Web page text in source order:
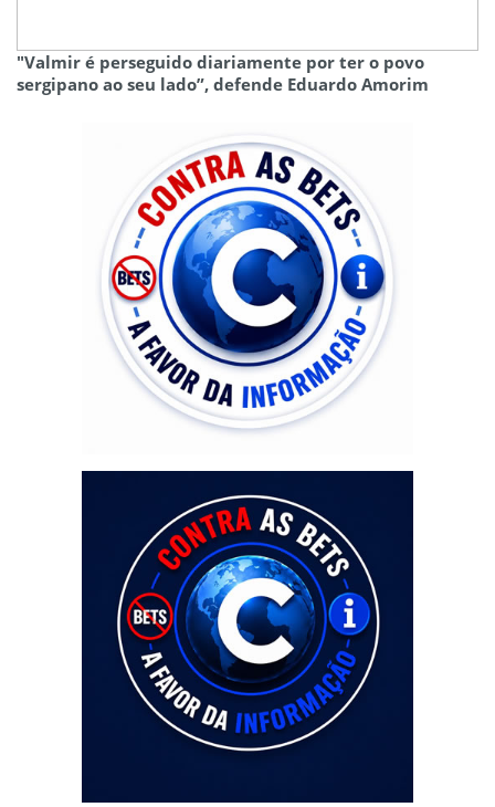
"Valmir é perseguido diariamente por ter o povo
sergipano ao seu lado”, defende Eduardo Amorim